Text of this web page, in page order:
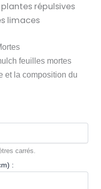
répulsives
limaces
feuilles mortes
et la composition du
carrés.
: